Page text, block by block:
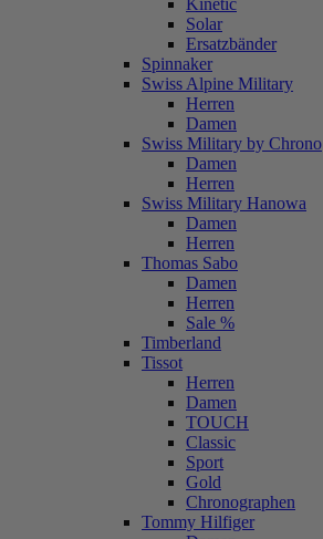
Kinetic
Solar
Ersatzbänder
Spinnaker
Swiss Alpine Military
Herren
Damen
Swiss Military by Chrono
Damen
Herren
Swiss Military Hanowa
Damen
Herren
Thomas Sabo
Damen
Herren
Sale %
Timberland
Tissot
Herren
Damen
TOUCH
Classic
Sport
Gold
Chronographen
Tommy Hilfiger